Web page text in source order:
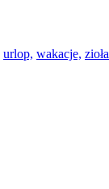
urlop, wakacje, zioła